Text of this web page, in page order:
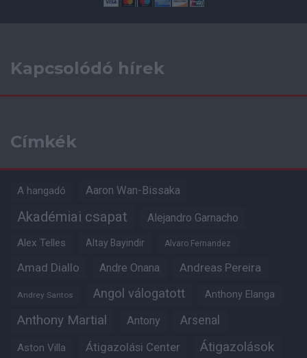
Kapcsolódó hírek
Címkék
A hangadó Aaron Wan-Bissaka
Akadémiai csapat Alejandro Garnacho
Alex Telles Altay Bayindir Alvaro Fernandez
Amad Diallo Andre Onana Andreas Pereira
Andrey Santos Angol válogatott Anthony Elanga
Anthony Martial Antony Arsenal
Aston Villa Átigazolási Center Átigazolások